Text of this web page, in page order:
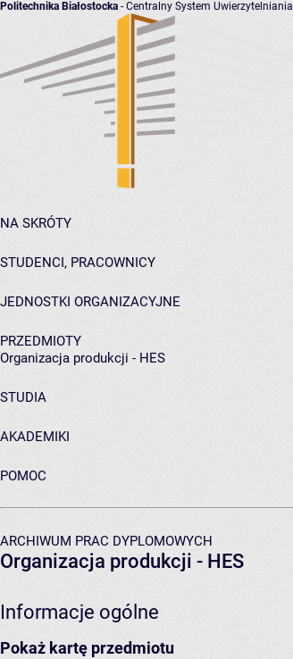
Politechnika Białostocka - Centralny System Uwierzytelniania
NA SKRÓTY
STUDENCI, PRACOWNICY
JEDNOSTKI ORGANIZACYJNE
PRZEDMIOTY
Organizacja produkcji - HES
STUDIA
AKADEMIKI
POMOC
ARCHIWUM PRAC DYPLOMOWYCH
Organizacja produkcji - HES
Informacje ogólne
Pokaż kartę przedmiotu